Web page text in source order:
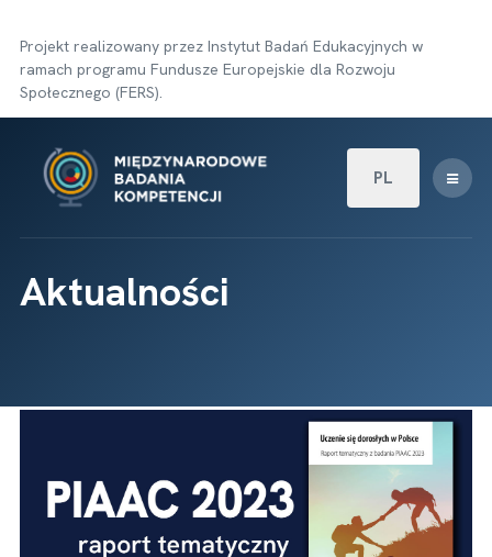
Projekt realizowany przez Instytut Badań Edukacyjnych w
ramach programu Fundusze Europejskie dla Rozwoju
Społecznego (FERS).
Wybierz swój język
PL
Aktualności